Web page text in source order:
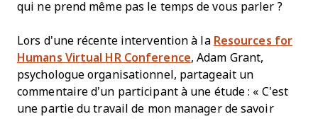
qui ne prend même pas le temps de vous parler ?
Lors d'une récente intervention à la Resources for
Humans Virtual HR Conference, Adam Grant,
psychologue organisationnel, partageait un
commentaire d’un participant à une étude : « C’est
une partie du travail de mon manager de savoir